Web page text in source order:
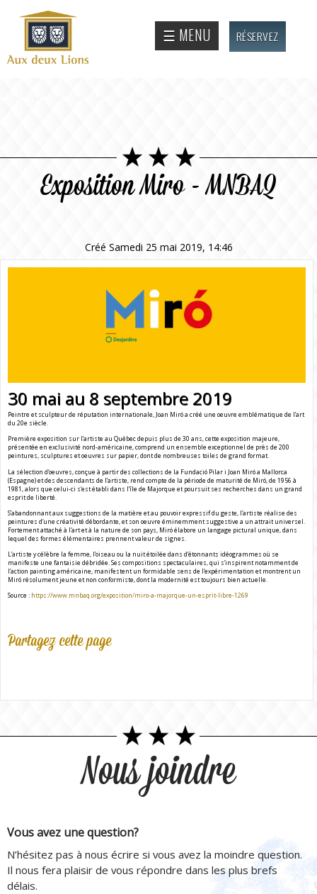
Site
officiel
de
☰ MENU RÉSERVEZ
Exposition Miro - MNBAQ
Créé Samedi 25 mai 2019, 14:46
30 mai au 8 septembre 2019
Peintre et sculpteur de réputation internationale, Joan Miró a créé une oeuvre emblématique de l’art
du 20e siècle.
Première exposition sur l’artiste au Québec depuis plus de 30 ans, cette exposition majeure,
présentée en exclusivité nord-américaine, comprend un ensemble exceptionnel de près de 200
peintures, sculptures et oeuvres sur papier, dont de nombreuses toiles de grand format.
La sélection d’oeuvres, conçue à partir des collections de la Fundació Pilar i Joan Miró a Mallorca
(Espagne) et des descendants de l’artiste, rend compte de la période de maturité de Miró, de 1956 à
1981, alors que celui-ci s’est établi dans l’île de Majorque et poursuit ses recherches dans un grand
esprit de liberté.
S’abandonnant aux suggestions de la matière et au pouvoir expressif du geste, l’artiste réalise des
peintures d’une créativité débordante, et son oeuvre éminemment suggestive a un attrait universel.
Fortement attaché à l’art et à la nature de son pays, Miró élabore un langage pictural unique, dans
lequel des formes élémentaires prennent valeur de signes.
L’artiste y célèbre la femme, l’oiseau ou la nuit étoilée dans d’étonnants idéogrammes où se
manifeste une fantaisie débridée. Ses compositions spectaculaires, qui s’inspirent notamment de
l’action painting américaine, manifestent un formidable sens de l’expérimentation et montrent un
Miró résolument jeune et non conformiste, dont la modernité est toujours bien actuelle.
Source : https://www.mnbaq.org/exposition/miro-a-majorque-un-esprit-libre-1269
Partagez cette page
Nous joindre
Vous avez une question?
N’hésitez pas à nous écrire si vous avez la moindre question.
Il nous fera plaisir de vous répondre dans les plus brefs
délais.